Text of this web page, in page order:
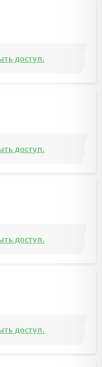
доступ.
доступ.
доступ.
доступ.